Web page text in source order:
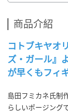
商品介紹
コトブキヤオ
ズ・ガール』
が早くもフィ
島田フミカネ氏制
らしいポージング